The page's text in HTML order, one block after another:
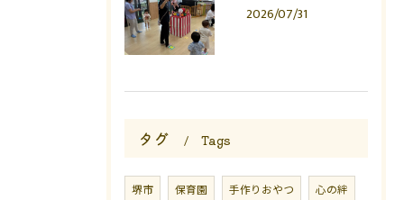
2026/07/31
タグ Tags
堺市 保育園 手作りおやつ 心の絆